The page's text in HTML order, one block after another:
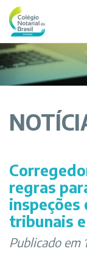
regras
inspeções
tribunais
Publicado em